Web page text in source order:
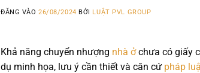
ĐĂNG VÀO26/08/2024 BỞI LUẬT PVL GROUP
Khả năng chuyển nhượng nhà ởchưa có giấy
dụ minh họa, lưu ý cần thiết và căn cứ pháp